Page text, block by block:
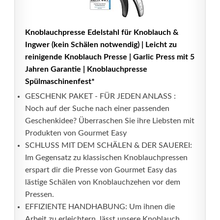
Knoblauchpresse Edelstahl für Knoblauch &
Ingwer (kein Schälen notwendig) | Leicht zu
reinigende Knoblauch Presse | Garlic Press mit 5
Jahren Garantie | Knoblauchpresse
Spülmaschinenfest*
GESCHENK PAKET - FÜR JEDEN ANLASS :
Noch auf der Suche nach einer passenden
Geschenkidee? Überraschen Sie ihre Liebsten mit
Produkten von Gourmet Easy
SCHLUSS MIT DEM SCHÄLEN & DER SAUEREI:
Im Gegensatz zu klassischen Knoblauchpressen
erspart dir die Presse von Gourmet Easy das
lästige Schälen von Knoblauchzehen vor dem
Pressen.
EFFIZIENTE HANDHABUNG: Um ihnen die